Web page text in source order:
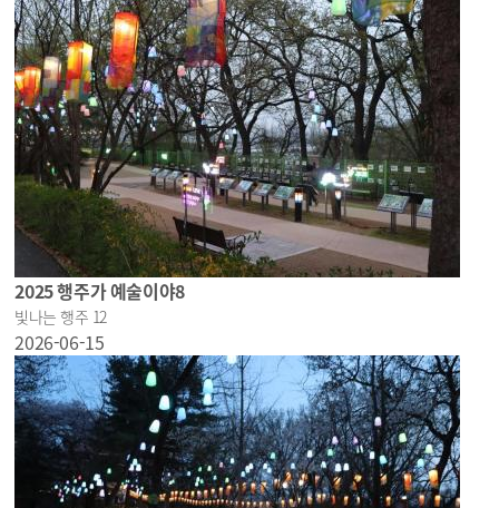
2025 행주가 예술이야8
빛나는 행주 12
2026-06-15